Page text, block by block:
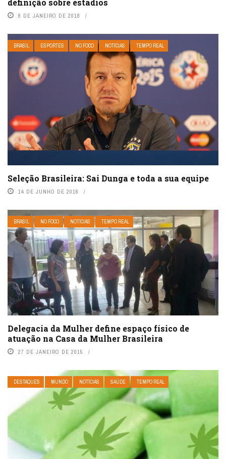
definição sobre estádios
8 DE JANEIRO DE 2018
BRASIL ESPORTES NO FOCO NOTÍCIAS TEMPO REAL
Seleção Brasileira: Sai Dunga e toda a sua equipe
14 DE JUNHO DE 2016
BRASIL NO FOCO NOTÍCIAS TEMPO REAL
Delegacia da Mulher define espaço físico de
atuação na Casa da Mulher Brasileira
27 DE JANEIRO DE 2015
DESTAQUES MUNDO NOTÍCIAS SAÚDE TEMPO REAL